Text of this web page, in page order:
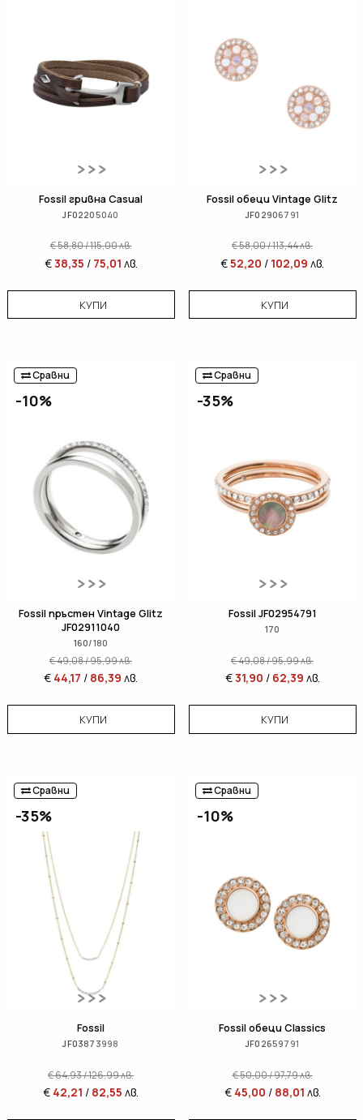
Fossil гривна Casual
JF02205040
€58,80/115,00лв.
€38,35 / 75,01 лв.
КУПИ
Fossil обеци Vintage Glitz
JF02906791
€58,00/113,44лв.
€52,20 / 102,09 лв.
КУПИ
Сравни
-10%
Fossil пръстен Vintage Glitz
JF02911040
160/180
€49,08/95,99лв.
€ 44,17 / 86,39 лв.
КУПИ
Сравни
-35%
Fossil JF02954791
170
€49,08/95,99лв.
€31,90 / 62,39 лв.
КУПИ
Сравни
-35%
Fossil
JF03873998
€64,93/126,99лв.
€ 42,21 / 82,55 лв.
Сравни
-10%
Fossil обеци Classics
JF02659791
€50,00/97,79лв.
€ 45,00 / 88,01 лв.